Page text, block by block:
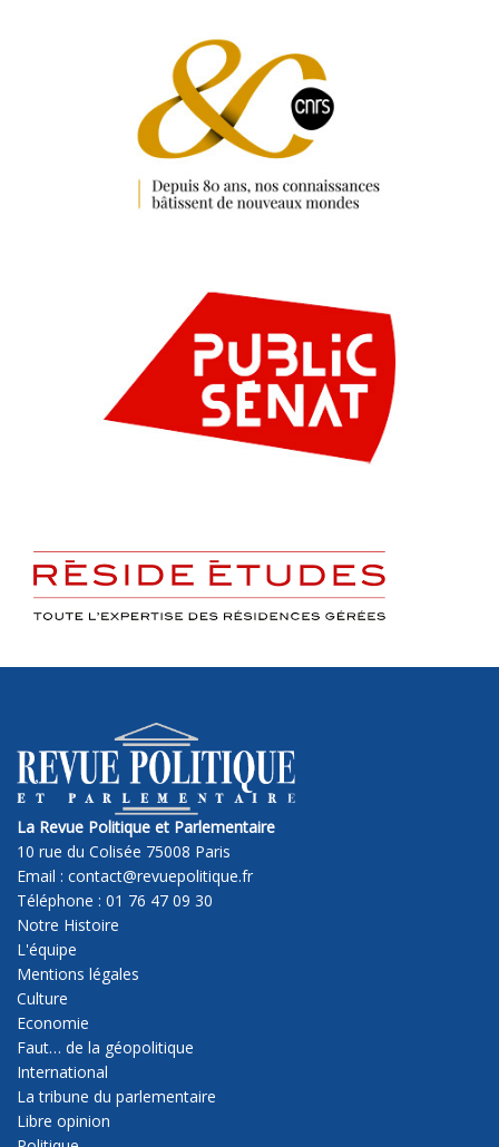
La Revue Politique et Parlementaire
10 rue du Colisée 75008 Paris
Email : contact@revuepolitique.fr
Téléphone : 01 76 47 09 30
Notre Histoire
L'équipe
Mentions légales
Culture
Economie
Faut… de la géopolitique
International
La tribune du parlementaire
Libre opinion